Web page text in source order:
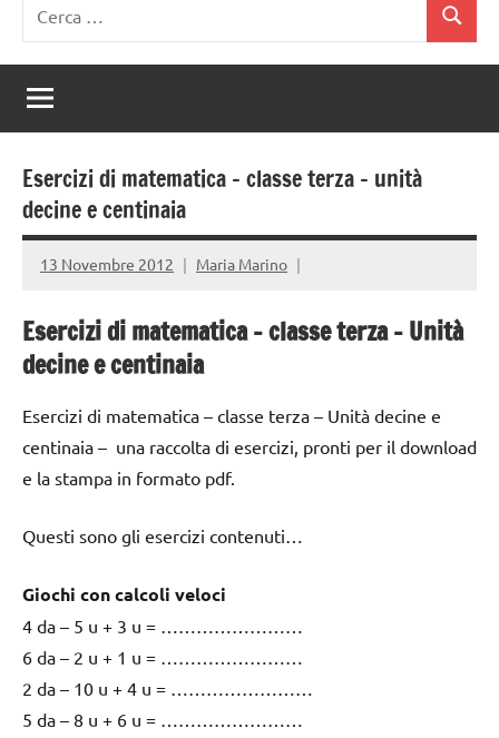
per:
Cerca
Esercizi di matematica – classe terza – unità
decine e centinaia
13 Novembre 2012 Maria Marino
Esercizi di matematica – classe terza – Unità
decine e centinaia
Esercizi di matematica – classe terza – Unità decine e
centinaia – una raccolta di esercizi, pronti per il download
e la stampa in formato pdf.
Questi sono gli esercizi contenuti…
Giochi con calcoli veloci
4 da – 5 u + 3 u = ……………………
6 da – 2 u + 1 u = ……………………
2 da – 10 u + 4 u = ……………………
5 da – 8 u + 6 u = ……………………